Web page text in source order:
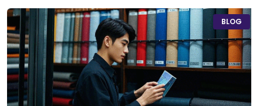
BLOG